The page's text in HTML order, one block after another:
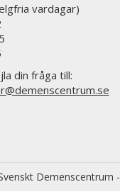
vardagar)
din fråga till:
Demenscentrum -